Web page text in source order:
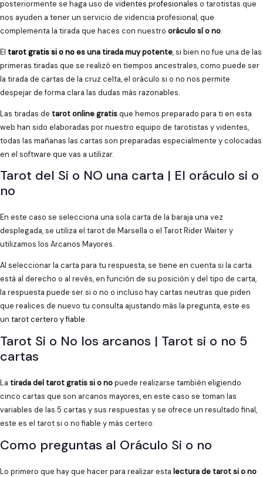
posteriormente se haga uso de videntes profesionales o tarotistas que
nos ayuden a tener un servicio de videncia profesional, que
complementa la tirada que haces con nuestro oráculo sí o no.
El tarot gratis si o noes una tirada muy potente, si bien no fue una de las
primeras tiradas que se realizó en tiempos ancestrales, como puede ser
la tirada de cartas de la cruz celta, el oráculo si o no nos permite
despejar de forma clara las dudas más razonables.
Las tiradas de tarot online gratisque hemos preparado para ti en esta
web han sido elaboradas por nuestro equipo de tarotistas y videntes,
todas las mañanas las cartas son preparadas especialmente y colocadas
en el software que vas a utilizar.
Tarot del Si o NO una carta | El oráculo si o
no
En este caso se selecciona una sola carta de la baraja una vez
desplegada, se utiliza el tarot de Marsella o el Tarot Rider Waiter y
utilizamos los Arcanos Mayores.
Al seleccionar la carta para tu respuesta, se tiene en cuenta si la carta
está al derecho o al revés, en función de su posición y del tipo de carta,
la respuesta puede ser si o no o incluso hay cartas neutras que piden
que realices de nuevo tu consulta ajustando más la pregunta, este es
un tarot certero y fiable.
Tarot Si o No los arcanos | Tarot si o no 5
cartas
La tirada del tarot gratis si o nopuede realizarse también eligiendo
cinco cartas que son arcanos mayores, en este caso se toman las
variables de las 5 cartas y sus respuestas y se ofrece un resultado final,
este es el tarot si o no fiable y más certero.
Como preguntas al Oráculo Si o no
Lo primero que hay que hacer para realizar esta lectura de tarot si o no